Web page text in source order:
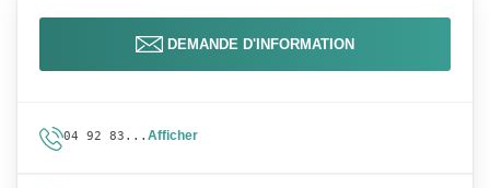
DEMANDE D'INFORMATION
04 92 83... Afficher